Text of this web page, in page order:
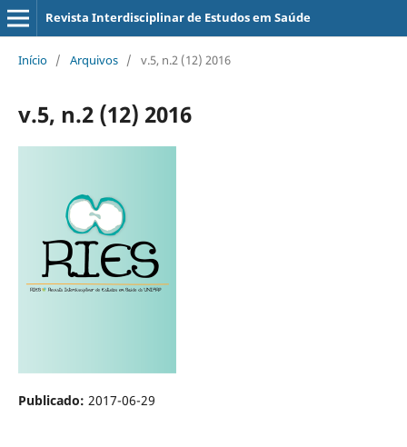
Revista Interdisciplinar de Estudos em Saúde
Início / Arquivos / v.5, n.2 (12) 2016
v.5, n.2 (12) 2016
Publicado: 2017-06-29